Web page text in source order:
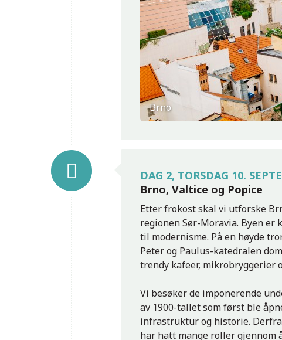
Brno
DAG 2, TORSDAG 10.
Brno, Valtice og Popice
Etter frokost skal vi utforske
regionen Sør-Moravia. Byen
til modernisme. På en høyde
Peter og Paulus-katedralen
trendy kafeer, mikrobryggerier
Vi besøker de imponerende
av 1900-tallet som først ble
infrastruktur og historie.
har hatt mange roller